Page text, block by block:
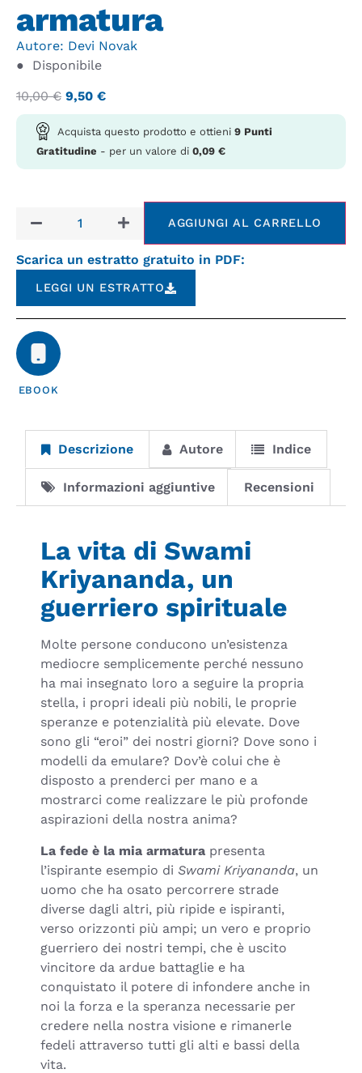
armatura
Autore: Devi Novak
●
Disponibile
10,00€ 9,50 €
Acquista questo prodotto e ottieni 9 Punti
Gratitudine - per un valore di 0,09 €
AGGIUNGI AL CARRELLO
Scarica un estratto gratuito in PDF:
LEGGI UN ESTRATTO
EBOOK
Descrizione Autore Indice
Informazioni aggiuntive Recensioni
La vita di Swami
Kriyananda, un
guerriero spirituale
Molte persone conducono un’esistenza
mediocre semplicemente perché nessuno
ha mai insegnato loro a seguire la propria
stella, i propri ideali più nobili, le proprie
speranze e potenzialità più elevate. Dove
sono gli “eroi” dei nostri giorni? Dove sono i
modelli da emulare? Dov’è colui che è
disposto a prenderci per mano e a
mostrarci come realizzare le più profonde
aspirazioni della nostra anima?
La fede è la mia armatura presenta
l’ispirante esempio di Swami Kriyananda, un
uomo che ha osato percorrere strade
diverse dagli altri, più ripide e ispiranti,
verso orizzonti più ampi; un vero e proprio
guerriero dei nostri tempi, che è uscito
vincitore da ardue battaglie e ha
conquistato il potere di infondere anche in
noi la forza e la speranza necessarie per
credere nella nostra visione e rimanerle
fedeli attraverso tutti gli alti e bassi della
vita.